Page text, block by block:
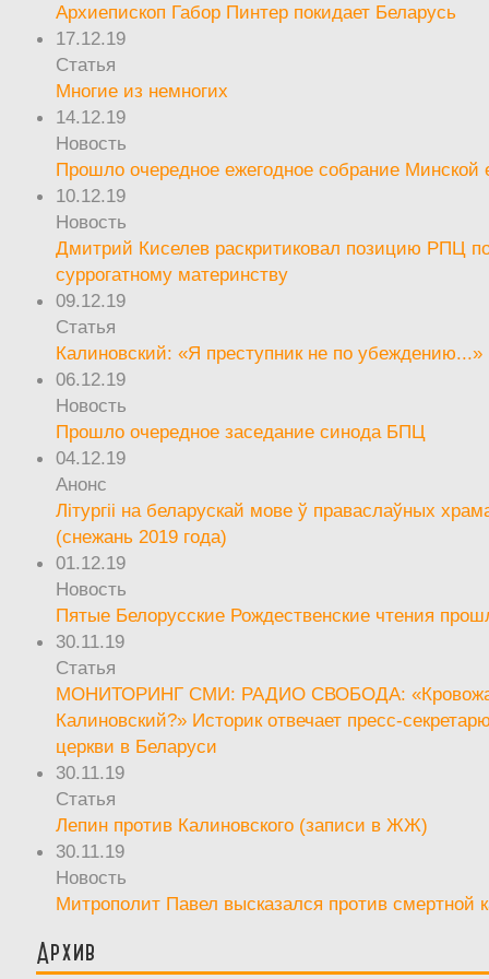
Архиепископ Габор Пинтер покидает Беларусь
17.12.19
Статья
Многие из немногих
14.12.19
Новость
Прошло очередное ежегодное собрание
10.12.19
Новость
Дмитрий Киселев раскритиковал позицию РПЦ
суррогатному материнству
09.12.19
Статья
Калиновский: «Я преступник не по убеждению...»
06.12.19
Новость
Прошло очередное заседание синода БПЦ
04.12.19
Анонс
Літургіі на беларускай мове ў праваслаўных
(снежань 2019 года)
01.12.19
Новость
Пятые Белорусские Рождественские чтения
30.11.19
Статья
МОНИТОРИНГ СМИ: РАДИО СВОБОДА:
Калиновский?» Историк отвечает пресс-
церкви в Беларуси
30.11.19
Статья
Лепин против Калиновского (записи в ЖЖ)
30.11.19
Новость
Митрополит Павел высказался против смертной
Архив